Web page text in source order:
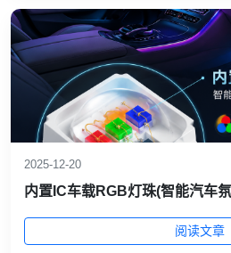
2025-12-20
内置IC车载RGB灯珠(智能汽车
阅读文章